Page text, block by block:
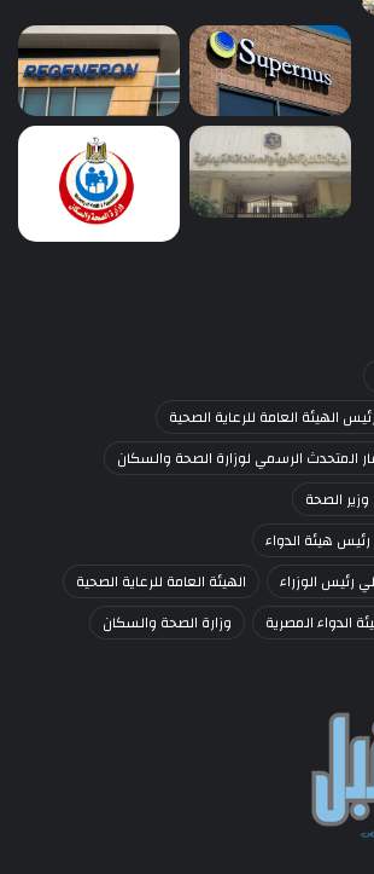
الهيئة العامة للرعاية الصحية
المتحدث الرسمي لوزارة الصحة والسكان
وزير الصحة
هيئة الدواء
رئيس الوزراء
الهيئة العامة للرعاية الصحية
الدواء المصرية وزارة الصحة والسكان